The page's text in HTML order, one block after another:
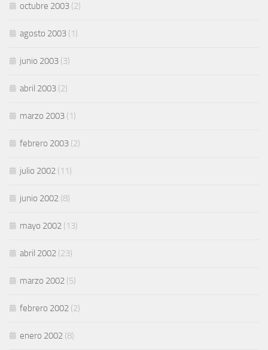
octubre 2003 (2)
agosto 2003 (1)
junio 2003 (3)
abril 2003 (2)
marzo 2003 (1)
febrero 2003 (2)
julio 2002 (11)
junio 2002 (8)
mayo 2002 (13)
abril 2002 (23)
marzo 2002 (5)
febrero 2002 (2)
enero 2002 (8)